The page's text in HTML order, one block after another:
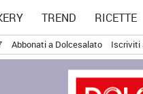
TREND RICETTE
Abbonati a Dolcesalato Iscriviti